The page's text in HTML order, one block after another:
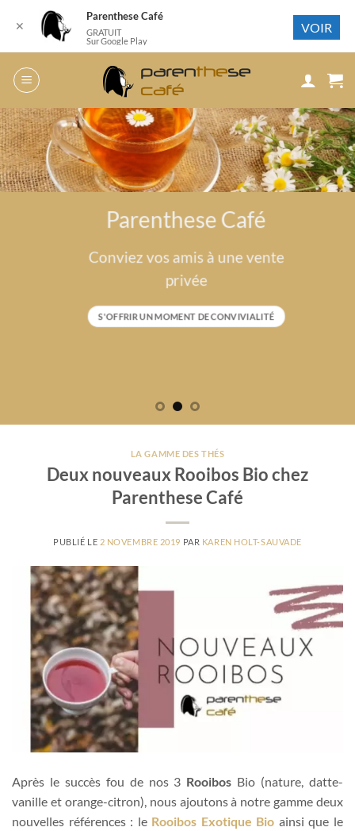
Parenthese Café
Conviez vos amis à une vente
privée
S'OFFRIR UN MOMENT DE CONVIVIALITÉ
LA GAMME DES THÉS
Deux nouveaux Rooibos Bio chez
Parenthese Café
PUBLIÉ LE 2 NOVEMBRE 2019 PAR KAREN HOLT-SAUVADE
Après le succès fou de nos 3 Rooibos Bio (nature, datte-
vanille et orange-citron), nous ajoutons à notre gamme deux
nouvelles références : le Rooibos Exotique Bio ainsi que le
✕
Parenthese Café
GRATUIT
Sur Google Play
VOIR